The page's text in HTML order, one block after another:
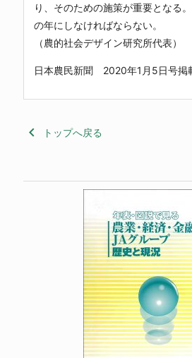
り、そのための施策が重要となる
の年にしなければならない。
（農的社会デザイン研究所代表）
日本農民新聞 2020年1月5日号掲
keyboard_arrow_left トップへ戻る